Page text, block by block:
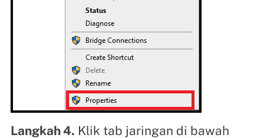
Langkah 4. Klik tab jaringan di bawah